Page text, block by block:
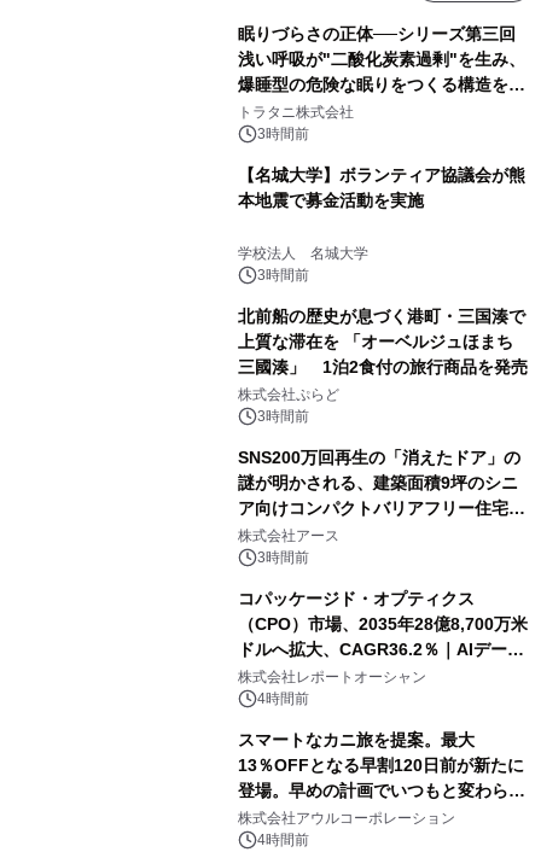
眠りづらさの正体──シリーズ第三回
浅い呼吸が"二酸化炭素過剰"を生み、
爆睡型の危険な眠りをつくる構造を解
説
トラタニ株式会社
3時間前
【名城大学】ボランティア協議会が熊
本地震で募金活動を実施
学校法人 名城大学
3時間前
北前船の歴史が息づく港町・三国湊で
上質な滞在を 「オーベルジュほまち
三國湊」 1泊2食付の旅行商品を発売
株式会社ぷらど
3時間前
SNS200万回再生の「消えたドア」の
謎が明かされる、建築面積9坪のシニ
ア向けコンパクトバリアフリー住宅が
誕生
株式会社アース
3時間前
コパッケージド・オプティクス
（CPO）市場、2035年28億8,700万米
ドルへ拡大、CAGR36.2％｜AIデータ
センター・高速光通信需要が成長を加
速
株式会社レポートオーシャン
4時間前
スマートなカニ旅を提案。最大
13％OFFとなる早割120日前が新たに
登場。早めの計画でいつもと変わらぬ
大人の冬旅を。ー夕日ヶ浦温泉「佳松
苑 別邸ふうか」ー
株式会社アウルコーポレーション
4時間前